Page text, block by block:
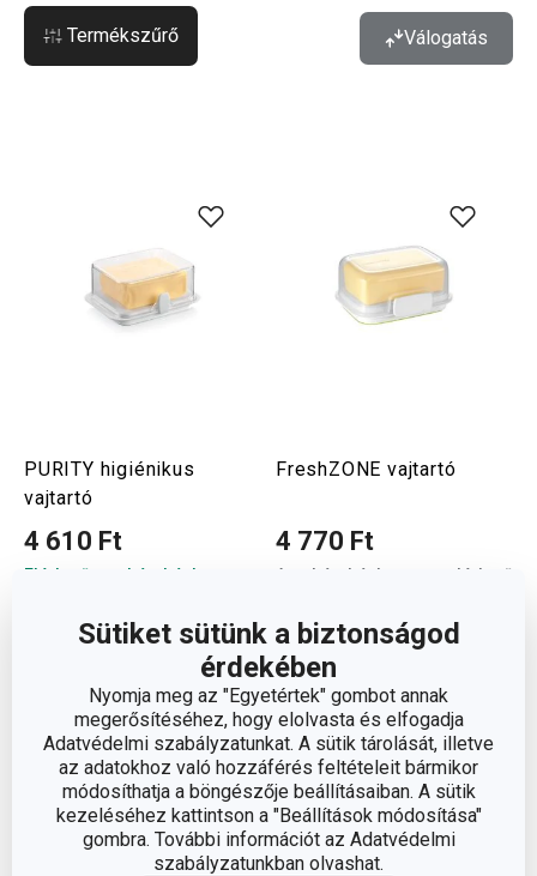
Sütiket sütünk a biztonságod
érdekében
Nyomja meg az "Egyetértek" gombot annak
megerősítéséhez, hogy elolvasta és elfogadja
Adatvédelmi szabályzatunkat. A sütik tárolását, illetve
az adatokhoz való hozzáférés feltételeit bármikor
módosíthatja a böngészője beállításaiban. A sütik
kezeléséhez kattintson a "Beállítások módosítása"
gombra. További információt az Adatvédelmi
szabályzatunkban olvashat.
Termékszűrő Válogatás
PURITY higiénikus
vajtartó
4 610 Ft
Elérhető a webáruházban
Kosárba
FreshZONE vajtartó
4 770 Ft
A webáruházban nem elérhető
Kosárba